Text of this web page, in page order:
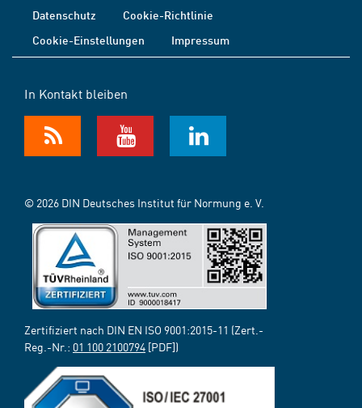
Datenschutz
Cookie-Richtlinie
Cookie-Einstellungen
Impressum
In Kontakt bleiben
© 2026 DIN Deutsches Institut für Normung e. V.
Zertifiziert nach DIN EN ISO 9001:2015-11 (Zert.-
Reg.-Nr.: 01 100 2100794 [PDF])